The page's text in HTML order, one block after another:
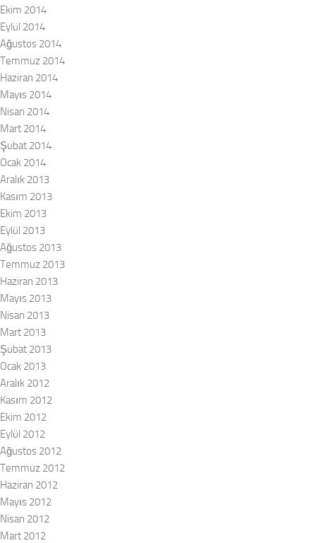
Ekim 2014
Eylül 2014
Ağustos 2014
Temmuz 2014
Haziran 2014
Mayıs 2014
Nisan 2014
Mart 2014
Şubat 2014
Ocak 2014
Aralık 2013
Kasım 2013
Ekim 2013
Eylül 2013
Ağustos 2013
Temmuz 2013
Haziran 2013
Mayıs 2013
Nisan 2013
Mart 2013
Şubat 2013
Ocak 2013
Aralık 2012
Kasım 2012
Ekim 2012
Eylül 2012
Ağustos 2012
Temmuz 2012
Haziran 2012
Mayıs 2012
Nisan 2012
Mart 2012